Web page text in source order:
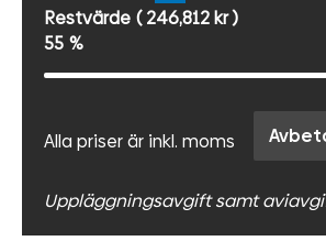
Restvärde ( 246,812 kr )
55 %
Alla priser är inkl. moms
Uppläggningsavgift samt